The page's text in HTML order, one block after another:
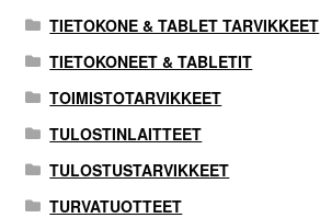
TIETOKONE & TABLET TARVIKKEET
TIETOKONEET & TABLETIT
TOIMISTOTARVIKKEET
TULOSTINLAITTEET
TULOSTUSTARVIKKEET
TURVATUOTTEET